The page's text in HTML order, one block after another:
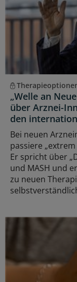
„Welle an
über Arznei-
den
Bei neuen
passiere
Er spricht über
und MASH und
zu neuen